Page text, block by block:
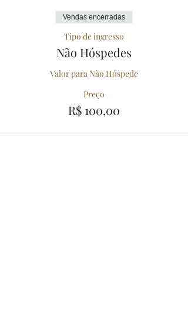
Vendas encerradas
Tipo de ingresso
Não Hóspedes
Valor para Não Hóspede
Preço
R$ 100,00